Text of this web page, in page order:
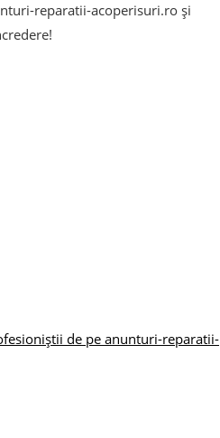
reparatii-acoperisuri.ro și
de pe anunturi-reparatii-